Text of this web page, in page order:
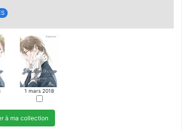
1 mars 2018
à ma collection